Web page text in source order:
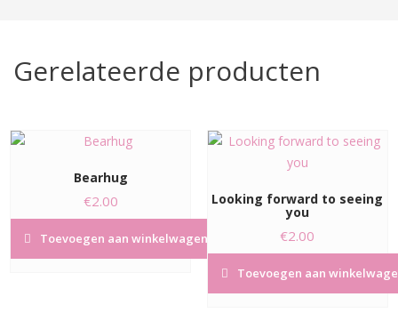
Gerelateerde producten
Bearhug
€2.00
Toevoegen aan winkelwagen
Looking forward to seeing
you
€2.00
Toevoegen aan